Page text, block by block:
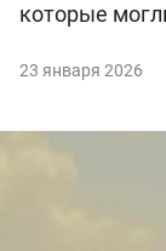
которые
23 января 2026